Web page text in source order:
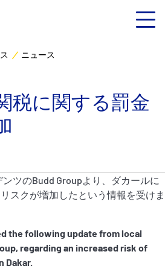
ント
ース
ニュース
税に関する罰金
ツのBudd Groupより、ダカールに
スクが増加したという情報を受けま
the following update from local
regarding an increased risk of
Dakar.